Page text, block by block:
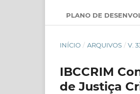
PLANO DE
INÍCIO / ARQUIVOS / V.
IBCCRIM
de Justiça